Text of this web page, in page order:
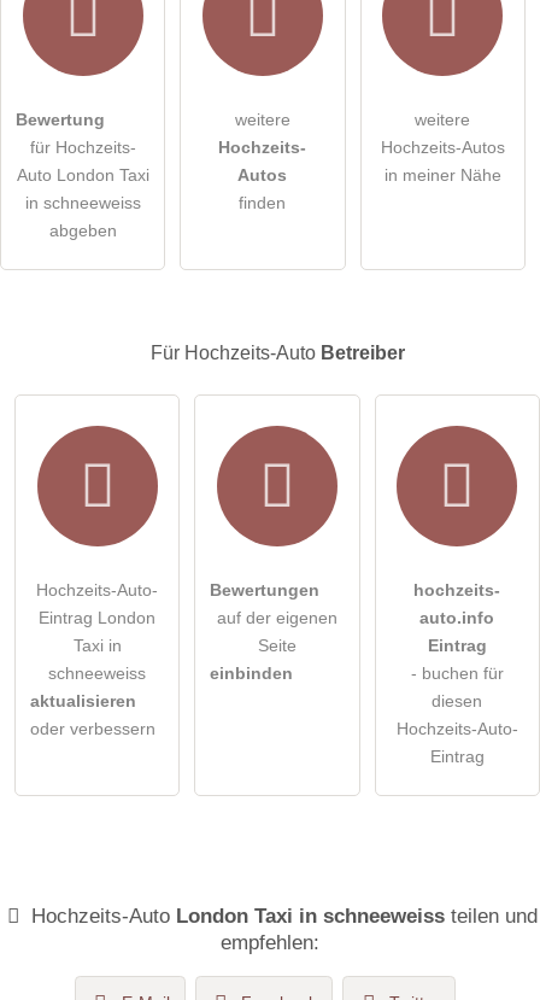
Hiermit akzeptiere ich die
DieDatenschutzerklärung habe ich zur Kenntnis genommen.
öffentliche Frage stellen Abbrechen
Hinweis:Bitte beachten Sie, öffentliche Fragen sindfür alle
Besucher sichtbar
Klicken Sie hier um eine
Hochzeits-Auto-Eintrag zu stellen.
Bewertung
für Hochzeits-
Auto London Taxi
in schneeweiss
abgeben
weitere
Hochzeits-
Autos
finden
weitere
Hochzeits-Autos
in meiner Nähe
Für Hochzeits-Auto Betreiber
Hochzeits-Auto-
Eintrag London
Taxi in
schneeweiss
aktualisieren
oder verbessern
Bewertungen
auf der eigenen
Seite
einbinden
hochzeits-
auto.info
Eintrag
- buchen für
diesen
Hochzeits-Auto-
Eintrag
Hochzeits-Auto London Taxi in schneeweissteilen und
empfehlen: